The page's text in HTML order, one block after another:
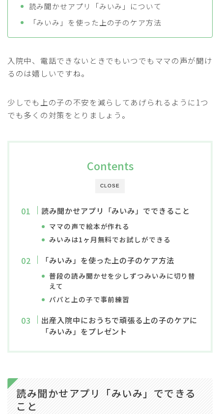
読み聞かせアプリ「みいみ」について
「みいみ」を使った上の子のケア方法
入院中、電話できないときでもいつでもママの声が聞け
るのは嬉しいですね。
少しでも上の子の不安を減らしてあげられるように1つ
でも多くの対策をとりましょう。
CLOSE
Contents
読み聞かせアプリ「みいみ」でできること
ママの声で絵本が作れる
みいみは1ヶ月無料でお試しができる
「みいみ」を使った上の子のケア方法
普段の読み聞かせを少しずつみいみに切り替
えて
パパと上の子で事前練習
出産入院中におうちで頑張る上の子のケアに
「みいみ」をプレゼント
読み聞かせアプリ「みいみ」でできる
こと